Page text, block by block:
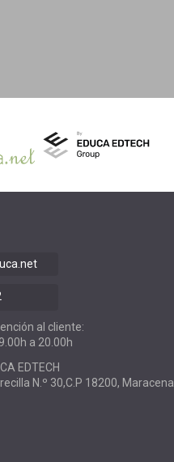
al cliente:
a 20.00h
EDTECH
N.º 30,C.P 18200, Maracena